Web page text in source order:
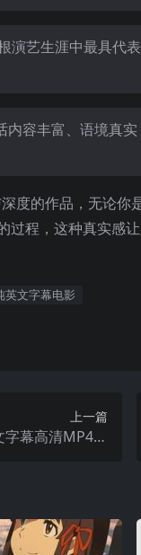
艺生涯中最具代
容丰富、语境真
度的作品，无论你
程，这种真实感
英文字幕电影
上一篇
幕高清MP4下